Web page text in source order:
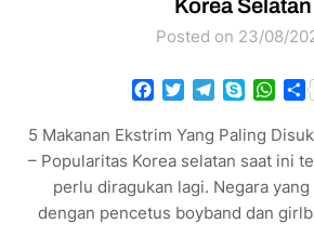
Korea Selatan
Posted on 23/08/
Facebook
TwitterTelegram
Skype
5 Makanan Ekstrim Yang Paling
– Popularitas Korea selatan saat ini
perlu diragukan lagi. Negara
dengan pencetus boyband dan